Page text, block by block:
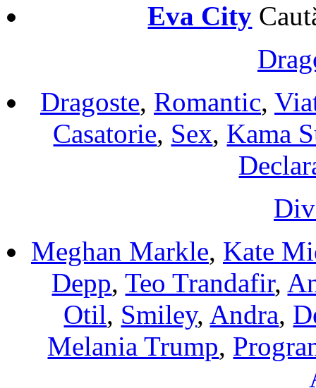
Eva City
Dragoste, Romantic,
Casatorie, Sex, Kama
Meghan Markle, Kate
Depp,Teo Trandafir,
Otil, Smiley, Andra,
Melania Trump,